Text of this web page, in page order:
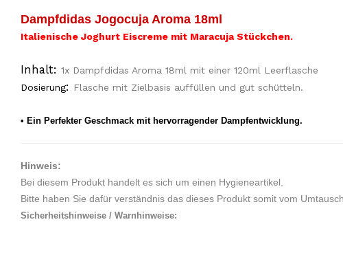
Dampfdidas Jogocuja Aroma 18ml
Italienische Joghurt Eiscreme mit Maracuja Stückchen.
Inhalt: 1x Dampfdidas Aroma 18ml mit einer 120ml Leerflasche
Dosierung: Flasche mit Zielbasis auffüllen und gut schütteln.
• Ein Perfekter Geschmack mit hervorragender Dampfentwicklung.
Hinweis:
Bei diesem Produkt handelt es sich um einen Hygieneartikel.
Bitte haben Sie dafür verständnis das dieses Produkt somit vom
Sicherheitshinweise / Warnhinweise: